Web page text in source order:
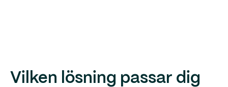
Vilken lösning passar dig